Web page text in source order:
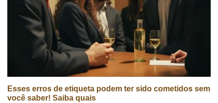
Esses erros de etiqueta podem ter sido cometidos sem
você saber! Saiba quais